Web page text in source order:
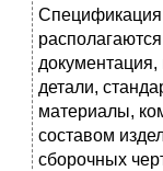
Cпецификация
детали,
матеpиалы,
составом
сбоpочных